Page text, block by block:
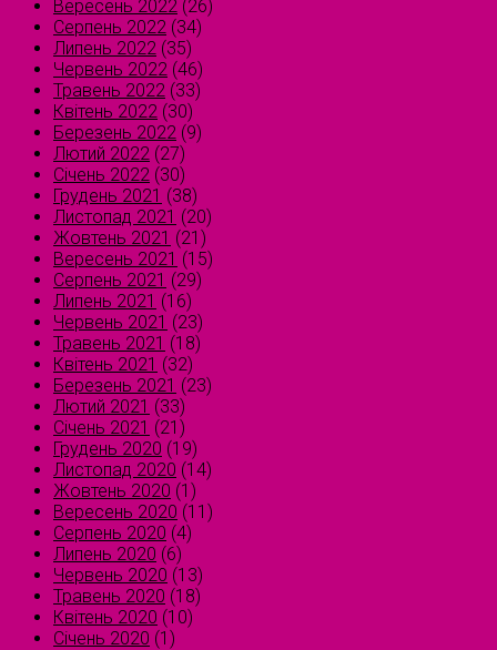
Вересень 2022 (26)
Серпень 2022 (34)
Липень 2022 (35)
Червень 2022 (46)
Травень 2022 (33)
Квітень 2022 (30)
Березень 2022 (9)
Лютий 2022 (27)
Січень 2022 (30)
Грудень 2021 (38)
Листопад 2021 (20)
Жовтень 2021 (21)
Вересень 2021 (15)
Серпень 2021 (29)
Липень 2021 (16)
Червень 2021 (23)
Травень 2021 (18)
Квітень 2021 (32)
Березень 2021 (23)
Лютий 2021 (33)
Січень 2021 (21)
Грудень 2020 (19)
Листопад 2020 (14)
Жовтень 2020 (1)
Вересень 2020 (11)
Серпень 2020 (4)
Липень 2020 (6)
Червень 2020 (13)
Травень 2020 (18)
Квітень 2020 (10)
Січень 2020 (1)